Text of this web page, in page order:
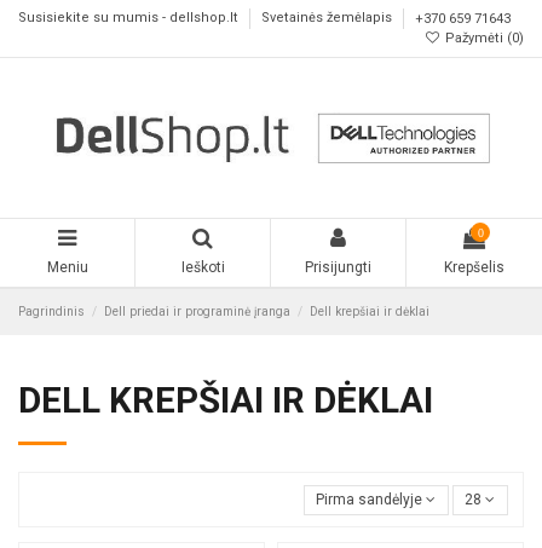
Susisiekite su mumis - dellshop.lt Svetainės žemėlapis
+370 659 71643
Pažymėti (0)
Meniu Ieškoti Prisijungti
0
Krepšelis
Pagrindinis Dell priedai ir programinė įranga Dell krepšiai ir dėklai
DELL KREPŠIAI IR DĖKLAI
Pirma sandėlyje 28